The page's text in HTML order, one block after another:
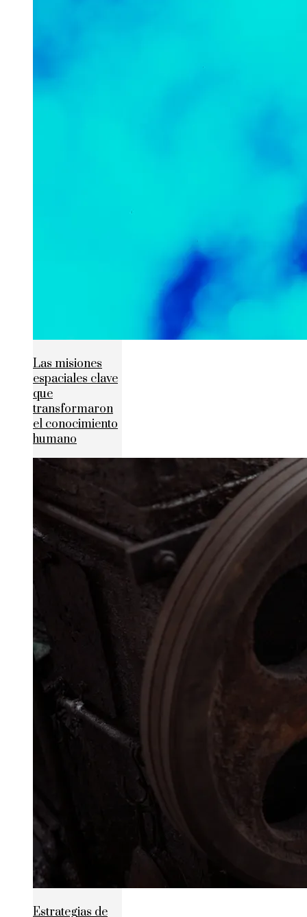
Las misiones
espaciales clave
que
transformaron
el conocimiento
humano
Estrategias de